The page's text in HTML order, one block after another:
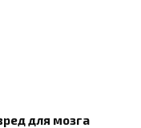
для мозга